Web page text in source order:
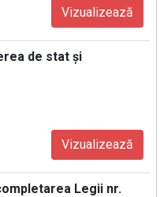
Vizualizează
de stat şi
Vizualizează
Legii nr.